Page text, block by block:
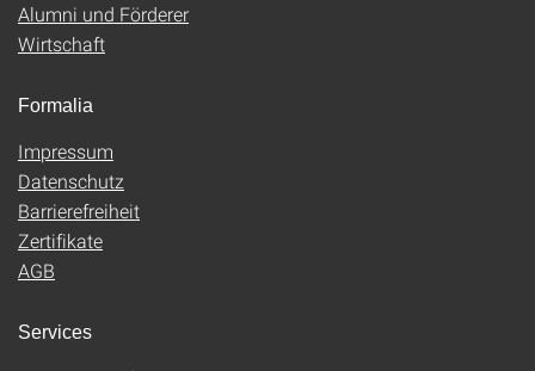
Alumni und Förderer
Wirtschaft
Formalia
Impressum
Datenschutz
Barrierefreiheit
Zertifikate
AGB
Services